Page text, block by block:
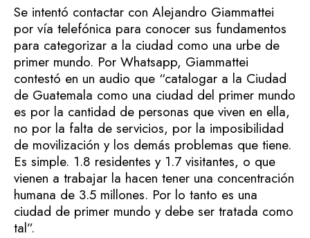
Se intentó contactar con Alejandro Giammattei
por vía telefónica para conocer sus fundamentos
para categorizar a la ciudad como una urbe de
primer mundo. Por Whatsapp, Giammattei
contestó en un audio que “catalogar a la Ciudad
de Guatemala como una ciudad del primer mundo
es por la cantidad de personas que viven en ella,
no por la falta de servicios, por la imposibilidad
de movilización y los demás problemas que tiene.
Es simple. 1.8 residentes y 1.7 visitantes, o que
vienen a trabajar la hacen tener una concentración
humana de 3.5 millones. Por lo tanto es una
ciudad de primer mundo y debe ser tratada como
tal”.